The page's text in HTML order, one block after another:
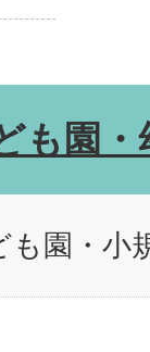
も園・
も園・小